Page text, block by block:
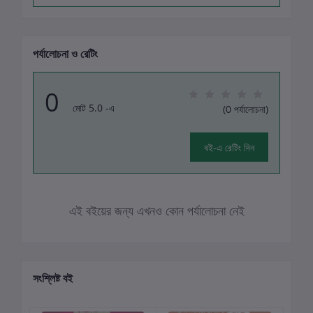
পর্যালোচনা ও রেটিং
0 মোট 5.0 -এ (0 পর্যালোচনা)
বই-এ রেটিং দিন
এই বইয়ের জন্য এখনও কোন পর্যালোচনা নেই
সংশ্লিষ্ট বই